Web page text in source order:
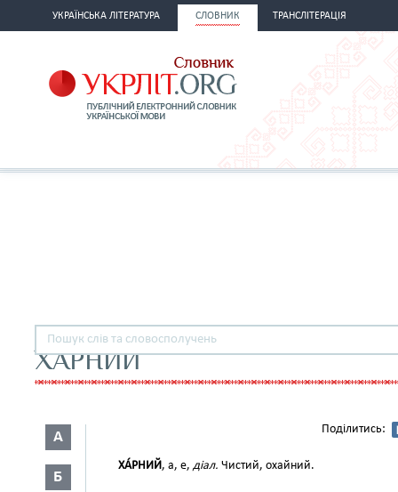
УКРАЇНСЬКА ЛІТЕРАТУРА СЛОВНИК ТРАНСЛІТЕРАЦІЯ
ХАРНИЙ
А
Б
Поділитись:
ХА́РНИЙ, а, е, діал. Чистий, охайний.